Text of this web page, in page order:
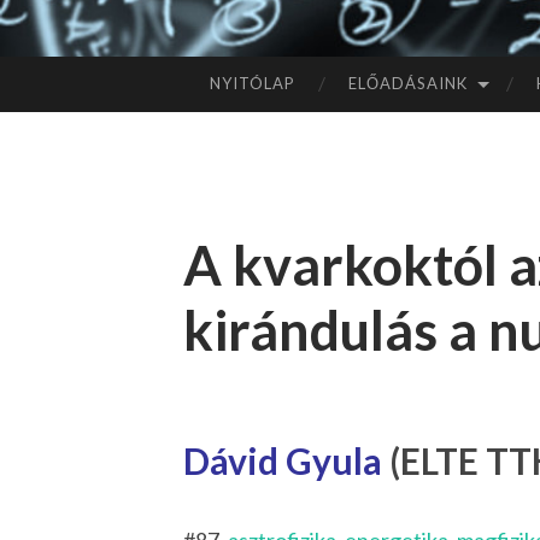
A
NYITÓLAP ELŐADÁSAINK
A kvarkoktól
kirándulás a
Dávid Gyula (ELTE